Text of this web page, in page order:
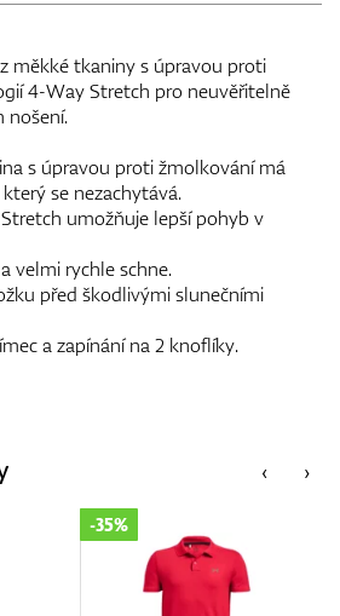
měkké tkaniny s úpravou proti
4-Way Stretch pro neuvěřitelně
nošení.
s úpravou proti žmolkování má
se nezachytává.
umožňuje lepší pohyb v
velmi rychle schne.
před škodlivými slunečními
a zapínání na 2 knoflíky.
‹ ›
-35%